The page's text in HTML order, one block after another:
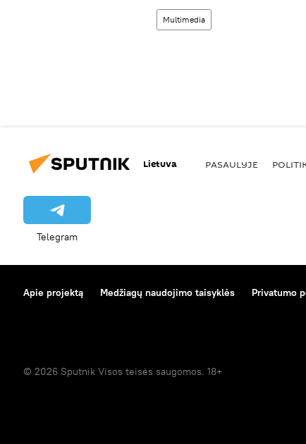
Multimedia
Lietuva PASAULYJE
Telegram
Apie projektą Medžiagų naudojimo taisyklės Privatumo
© 2026 Sputnik Visos teisės saugomos. 18+